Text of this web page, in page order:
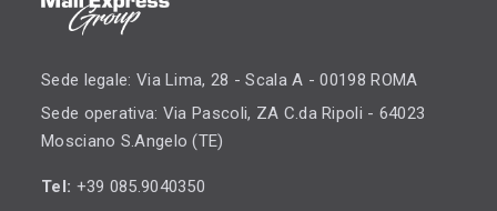
Sede legale: Via Lima, 28 - Scala A - 00198 ROMA
Sede operativa: Via Pascoli, ZA C.da Ripoli - 64023
Mosciano S.Angelo (TE)
Tel: +39 085.9040350